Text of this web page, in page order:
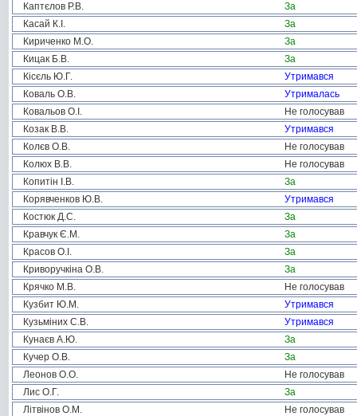
Каптєлов Р.В.
За
Касай К.І.
За
Кириченко М.О.
За
Кицак Б.В.
За
Кісєль Ю.Г.
Утримався
Коваль О.В.
Утрималась
Ковальов О.І.
Не голосував
Козак В.В.
Утримався
Колєв О.В.
Не голосував
Колюх В.В.
Не голосував
Копитін І.В.
За
Корявченков Ю.В.
Утримався
Костюк Д.С.
За
Кравчук Є.М.
За
Красов О.І.
За
Криворучкіна О.В.
За
Крячко М.В.
Не голосував
Кузбит Ю.М.
Утримався
Кузьміних С.В.
Утримався
Кунаєв А.Ю.
За
Кучер О.В.
За
Леонов О.О.
Не голосував
Лис О.Г.
За
Літвінов О.М.
Не голосував